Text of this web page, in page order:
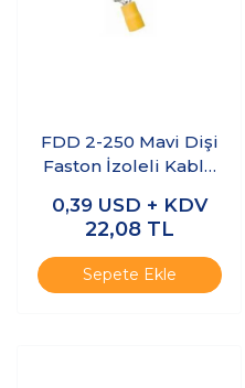
FDD 2-250 Mavi Dişi
Faston İzoleli Kablo
0,39 USD + KDV
22,08 TL
Sepete Ekle